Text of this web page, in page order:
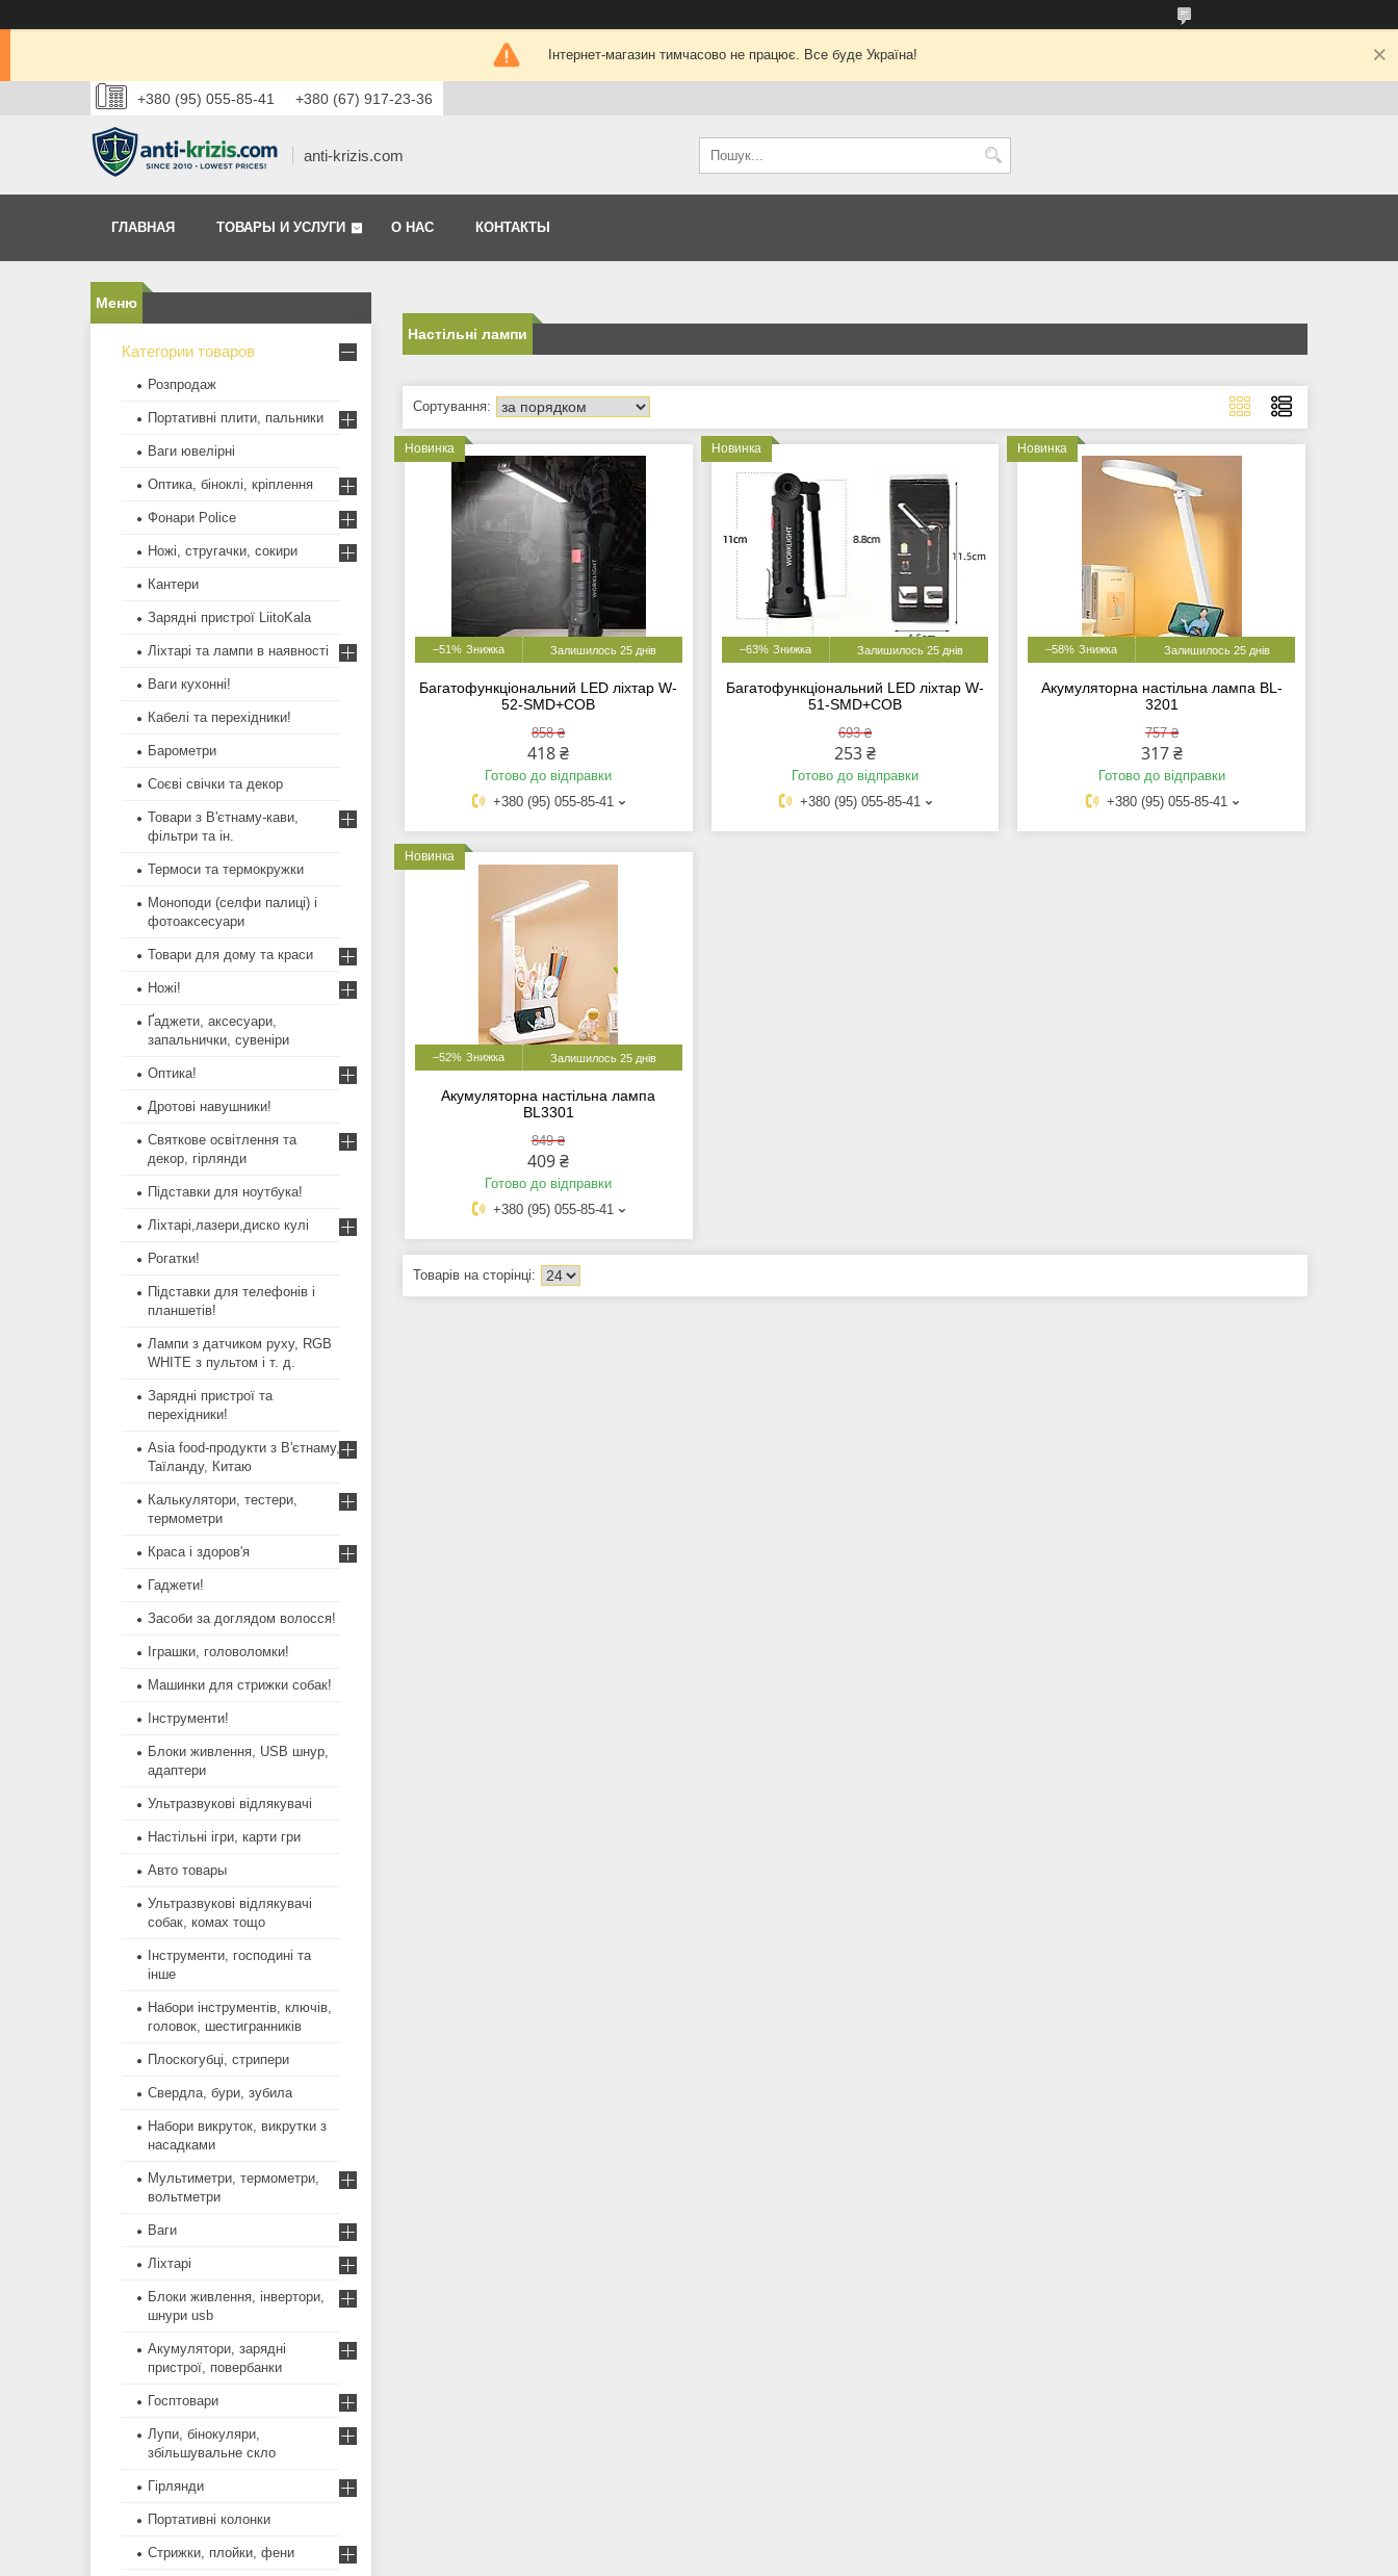
Інтернет-магазин тимчасово не працює. Все буде Україна!
+380 (95) 055-85-41 +380 (67) 917-23-36
anti-krizis.com
ГЛАВНАЯ ТОВАРЫ И УСЛУГИ О НАС КОНТАКТЫ
Настільні лампи
Новинка
–51% Залишилось 25 днів
Багатофункціональний LED ліхтар W-
52-SMD+COB
858 ₴
418 ₴
Готово до відправки
+380 (95) 055-85-41
Новинка
–63% Залишилось 25 днів
Багатофункціональний LED ліхтар W-
51-SMD+COB
693 ₴
253 ₴
Готово до відправки
+380 (95) 055-85-41
Новинка
–58% Залишилось 25 днів
Акумуляторна настільна лампа BL-
3201
757 ₴
317 ₴
Готово до відправки
+380 (95) 055-85-41
Новинка
–52% Залишилось 25 днів
Акумуляторна настільна лампа
BL3301
849 ₴
409 ₴
Готово до відправки
+380 (95) 055-85-41
Категории товаров
Розпродаж
Портативні плити, пальники
Ваги ювелірні
Оптика, біноклі, кріплення
Фонари Police
Ножі, стругачки, сокири
Кантери
Зарядні пристрої LiitoKala
Ліхтарі та лампи в наявності
Ваги кухонні!
Кабелі та перехідники!
Барометри
Соєві свічки та декор
Товари з В'єтнаму-кави,
фільтри та ін.
Термоси та термокружки
Моноподи (селфи палиці) і
фотоаксесуари
Товари для дому та краси
Ножі!
Ґаджети, аксесуари,
запальнички, сувеніри
Оптика!
Дротові навушники!
Святкове освітлення та
декор, гірлянди
Підставки для ноутбука!
Ліхтарі,лазери,диско кулі
Рогатки!
Підставки для телефонів і
планшетів!
Лампи з датчиком руху, RGB
WHITE з пультом і т. д.
Зарядні пристрої та
перехідники!
Asia food-продукти з В'єтнаму,
Таїланду, Китаю
Калькулятори, тестери,
термометри
Краса і здоров'я
Гаджети!
Засоби за доглядом волосся!
Іграшки, головоломки!
Машинки для стрижки собак!
Інструменти!
Блоки живлення, USB шнур,
адаптери
Ультразвукові відлякувачі
Настільні ігри, карти гри
Авто товары
Ультразвукові відлякувачі
собак, комах тощо
Інструменти, господині та
інше
Набори інструментів, ключів,
головок, шестигранників
Плоскогубці, стрипери
Свердла, бури, зубила
Набори викруток, викрутки з
насадками
Мультиметри, термометри,
вольтметри
Ваги
Ліхтарі
Блоки живлення, інвертори,
шнури usb
Акумулятори, зарядні
пристрої, повербанки
Госптовари
Лупи, бінокуляри,
збільшувальне скло
Гірлянди
Портативні колонки
Стрижки, плойки, фени